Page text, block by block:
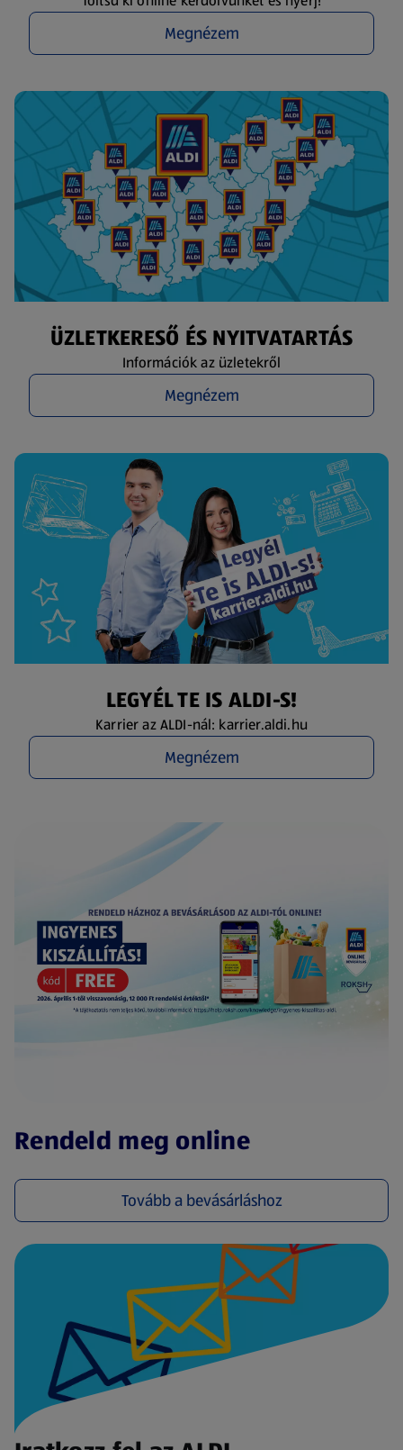
Megnézem
ÜZLETKERESŐ ÉS NYITVATARTÁS
Információk az üzletekről
Megnézem
LEGYÉL TE IS ALDI-S!
Karrier az ALDI-nál: karrier.aldi.hu
Megnézem
Rendeld meg online
Tovább a bevásárláshoz
(új oldalon nyílik meg)